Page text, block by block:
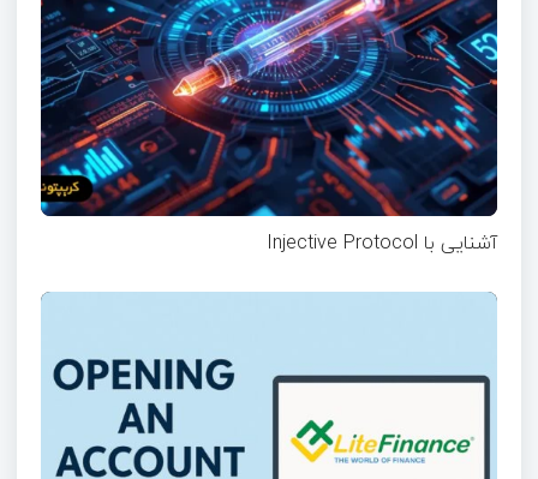
آشنایی با Injective Protocol